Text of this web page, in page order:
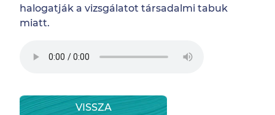
halogatják a vizsgálatot társadalmi tabuk
miatt.
VISSZA